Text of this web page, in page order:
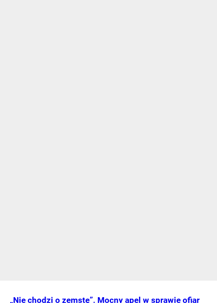
„Nie chodzi o zemstę”. Mocny apel w sprawie ofiar